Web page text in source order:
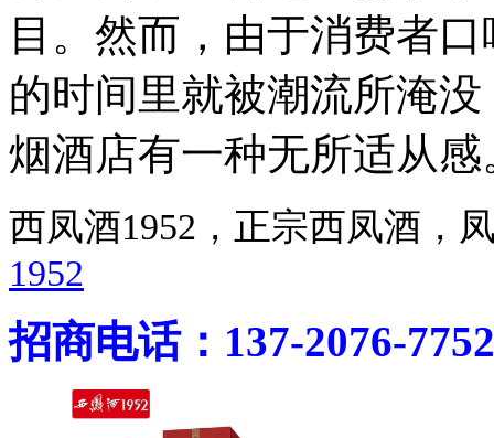
目。然而，由于消费者
的时间里就被潮流所淹
烟酒店有一种无所适从感
西凤酒1952，正宗西凤酒
1952
招商电话：137-2076-7752